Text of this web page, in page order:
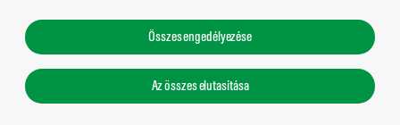
Összes engedélyezése
Az összes elutasítása